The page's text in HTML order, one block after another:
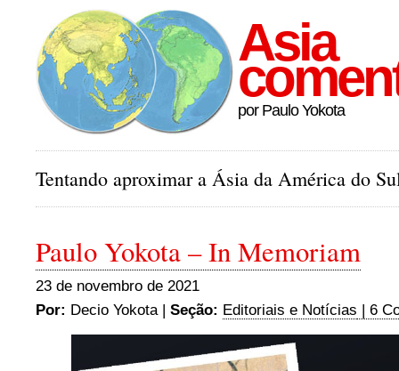
Asia
por Paulo Yokota
Tentando aproximar a Ásia da América do
Paulo Yokota – In Memoriam
23 de novembro de 2021
Por: Decio Yokota | Seção: Editoriais e Notícias | 6